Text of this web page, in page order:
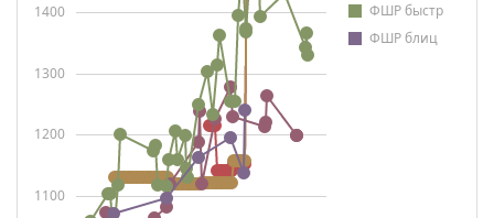
ФШР быстр
ФШР блиц
1100
1200
1300
1400